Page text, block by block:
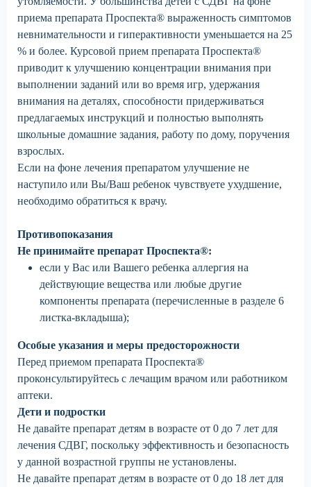
приема препарата Проспекта® выраженность симптомов
невнимательности и гиперактивности уменьшается на 25
% и более. Курсовой прием препарата Проспекта®
приводит к улучшению концентрации внимания при
выполнении заданий или во время игр, удержания
внимания на деталях, способности придерживаться
предлагаемых инструкций и полностью выполнять
школьные домашние задания, работу по дому, поручения
взрослых.
Если на фоне лечения препаратом улучшение не
наступило или Вы/Ваш ребенок чувствуете ухудшение,
необходимо обратиться к врачу.
Противопоказания
Не принимайте препарат Проспекта®:
если у Вас или Вашего ребенка аллергия на
действующие вещества или любые другие
компоненты препарата (перечисленные в разделе 6
листка-вкладыша);
Особые указания и меры предосторожности
Перед приемом препарата Проспекта®
проконсультируйтесь с лечащим врачом или работником
аптеки.
Дети и подростки
Не давайте препарат детям в возрасте от 0 до 7 лет для
лечения СДВГ, поскольку эффективность и безопасность
у данной возрастной группы не установлены.
Не давайте препарат детям в возрасте от 0 до 18 лет для